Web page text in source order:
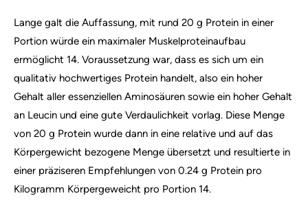
Lange galt die Auffassung, mit rund 20 g Protein in einer
Portion würde ein maximaler Muskelproteinaufbau
ermöglicht 14. Voraussetzung war, dass es sich um ein
qualitativ hochwertiges Protein handelt, also ein hoher
Gehalt aller essenziellen Aminosäuren sowie ein hoher Gehalt
an Leucin und eine gute Verdaulichkeit vorlag. Diese Menge
von 20 g Protein wurde dann in eine relative und auf das
Körpergewicht bezogene Menge übersetzt und resultierte in
einer präziseren Empfehlungen von 0.24 g Protein pro
Kilogramm Körpergeweicht pro Portion 14.